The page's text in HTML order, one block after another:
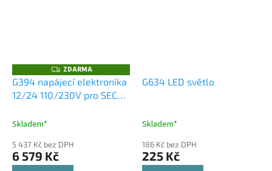
Z
D
A
R
ZDARMA
G394 napájecí elektronika
12/24 110/230V pro SECOP
Skladem*
5 437 Kč bez DPH
6 579 Kč
G634 LED světlo
Skladem*
186 Kč bez DPH
225 Kč